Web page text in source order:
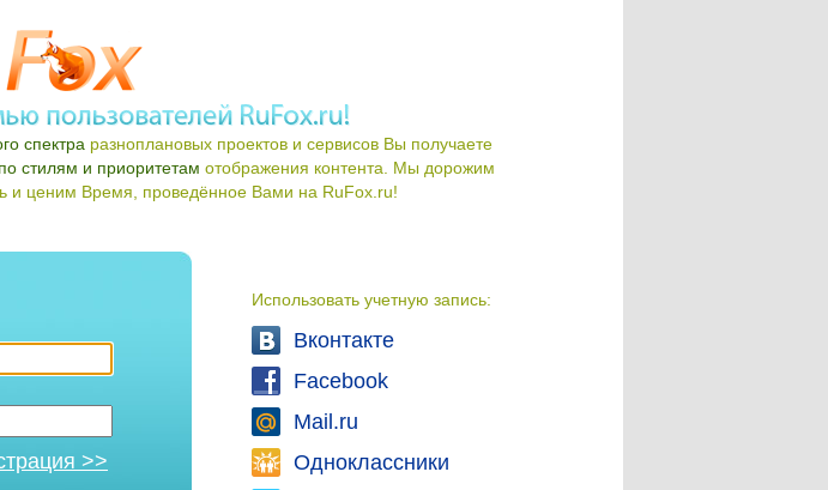
спектра разноплановых проектов и сервисов Вы получаете
стилям и приоритетам отображения контента. Мы дорожим
и ценим Время, проведённое Вами на RuFox.ru!
Использовать учетную запись:
Вконтакте
Facebook
Mail.ru
Одноклассники
>>